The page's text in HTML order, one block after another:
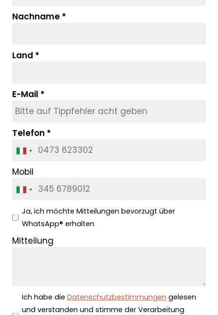
ANGEBOTE
WOHNEN
SERVICES & SPA
URLAUBSTIPPS
Nachname
Land
E-Mail
Telefon
Mobil
Ja, ich möchte Mitteilungen bevorzugt über
WhatsApp® erhalten
Mitteilung
Ich habe die Datenschutzbestimmungen gelesen
und verstanden und stimme der Verarbeitung